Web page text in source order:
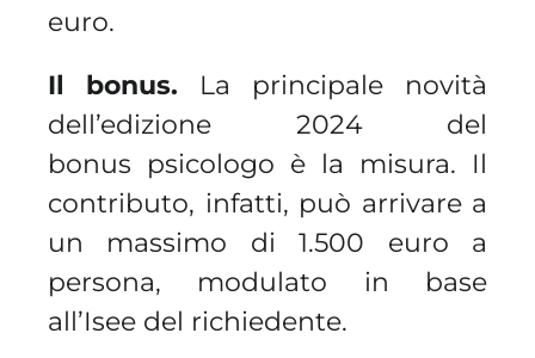
euro.
Il bonus. La principale novità
dell’edizione 2024 del
bonus psicologo è la misura. Il
contributo, infatti, può arrivare a
un massimo di 1.500 euro a
persona, modulato in base
all’Isee del richiedente.